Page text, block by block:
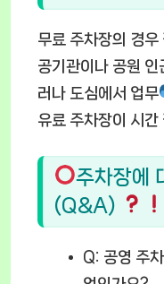
무료 주차장의 경
공기관이나 공원 인
러나 도심에서 업무
유료 주차장이 시간
주차장에
(Q&A)
Q: 공영 주